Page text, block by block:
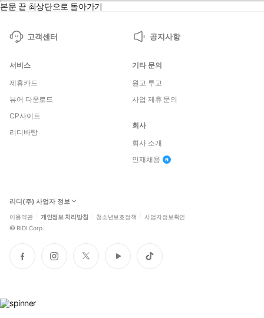
본문 끝 최상단으로 돌아가기
고객센터 공지사항
서비스
제휴카드
뷰어 다운로드
CP사이트
리디바탕
기타 문의
원고 투고
사업 제휴 문의
회사
회사 소개
인재채용
리디(주) 사업자 정보
이용약관 개인정보 처리방침 청소년보호정책 사업자정보확인
© RIDI Corp.
페
이
인
스
트
위
유
튜
틱
톡